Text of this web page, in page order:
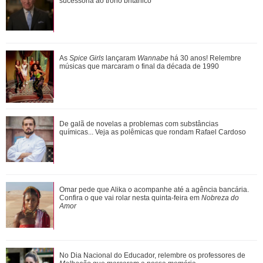
Além de Ariana Grande, confira famosas que já foram
criticadas pelos corpos magros (e rebat...
Pedro reage mal à visita de Pilar. Confira aqui o que vai
rolar nesta quinta-feira na novel...
Com a nova temporada de Minha Vida com a Família
Walter... Confira os triângulos amorosos d...
De galã de novelas a problemas com substâncias
As Spice Girls lançaram Wannabe há 30 anos! Relembre
músicas que marcaram o final da década de 1990
De galã de novelas a problemas com substâncias
químicas... Veja as polêmicas que rondam Rafael Cardoso
Omar pede que Alika o acompanhe até a agência bancária.
Confira o que vai rolar nesta quinta-feira em Nobreza do
Amor
No Dia Nacional do Educador, relembre os professores de